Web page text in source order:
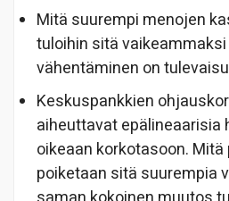
Mitä suurempi menojen
tuloihin sitä
vähentäminen on
Keskuspankkien
aiheuttavat
oikeaan korkotasoon.
poiketaan sitä suurempia